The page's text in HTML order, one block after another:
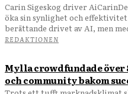
Carin Sigeskog driver
öka sin synlighet och
berättande drivet av AI, men
REDAKTIONEN
Mylla crowdfundade
och community bakom